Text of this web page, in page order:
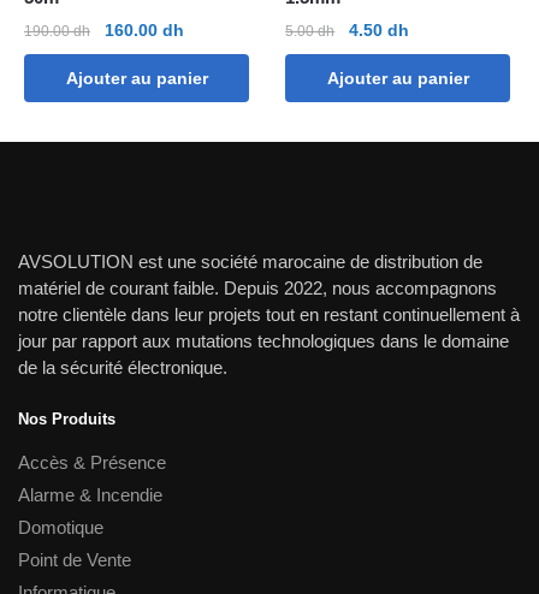
190.00dh
Le
prix
initial
était :
160.00 dh
prix
actuel
est :
Ajouter au panier
5.00dh
Le
prix
initial
était :
4.50dh
prix
actuel
est :
Ajouter au panier
AVSOLUTION est une société marocaine de distribution de
matériel de courant faible. Depuis 2022, nous accompagnons
notre clientèle dans leur projets tout en restant continuellement à
jour par rapport aux mutations technologiques dans le domaine
de la sécurité électronique.
Nos Produits
Accès & Présence
Alarme & Incendie
Domotique
Point de Vente